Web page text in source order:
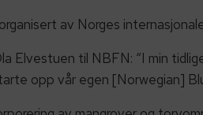
av Norges
Elvestuen til NBFN: “I min
opp vår egen [Norwegian]